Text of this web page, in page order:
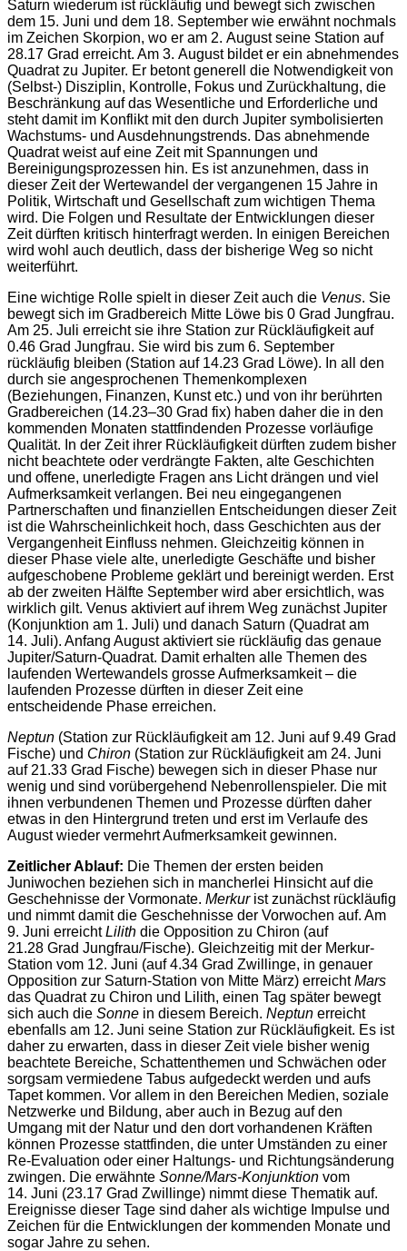
Saturn wiederum ist rückläufig und bewegt sich zwischen
dem 15. Juni und dem 18. September wie erwähnt nochmals
im Zeichen Skorpion, wo er am 2. August seine Station auf
28.17 Grad erreicht. Am 3. August bildet er ein abnehmendes
Quadrat zu Jupiter. Er betont generell die Notwendigkeit von
(Selbst-) Disziplin, Kontrolle, Fokus und Zurückhaltung, die
Beschränkung auf das Wesentliche und Erforderliche und
steht damit im Konflikt mit den durch Jupiter symbolisierten
Wachstums- und Ausdehnungstrends. Das abnehmende
Quadrat weist auf eine Zeit mit Spannungen und
Bereinigungsprozessen hin. Es ist anzunehmen, dass in
dieser Zeit der Wertewandel der vergangenen 15 Jahre in
Politik, Wirtschaft und Gesellschaft zum wichtigen Thema
wird. Die Folgen und Resultate der Entwicklungen dieser
Zeit dürften kritisch hinterfragt werden. In einigen Bereichen
wird wohl auch deutlich, dass der bisherige Weg so nicht
weiterführt.
Eine wichtige Rolle spielt in dieser Zeit auch die Venus. Sie
bewegt sich im Gradbereich Mitte Löwe bis 0 Grad Jungfrau.
Am 25. Juli erreicht sie ihre Station zur Rückläufigkeit auf
0.46 Grad Jungfrau. Sie wird bis zum 6. September
rückläufig bleiben (Station auf 14.23 Grad Löwe). In all den
durch sie angesprochenen Themenkomplexen
(Beziehungen, Finanzen, Kunst etc.) und von ihr berührten
Gradbereichen (14.23–30 Grad fix) haben daher die in den
kommenden Monaten stattfindenden Prozesse vorläufige
Qualität. In der Zeit ihrer Rückläufigkeit dürften zudem bisher
nicht beachtete oder verdrängte Fakten, alte Geschichten
und offene, unerledigte Fragen ans Licht drängen und viel
Aufmerksamkeit verlangen. Bei neu eingegangenen
Partnerschaften und finanziellen Entscheidungen dieser Zeit
ist die Wahrscheinlichkeit hoch, dass Geschichten aus der
Vergangenheit Einfluss nehmen. Gleichzeitig können in
dieser Phase viele alte, unerledigte Geschäfte und bisher
aufgeschobene Probleme geklärt und bereinigt werden. Erst
ab der zweiten Hälfte September wird aber ersichtlich, was
wirklich gilt. Venus aktiviert auf ihrem Weg zunächst Jupiter
(Konjunktion am 1. Juli) und danach Saturn (Quadrat am
14. Juli). Anfang August aktiviert sie rückläufig das genaue
Jupiter/Saturn-Quadrat. Damit erhalten alle Themen des
laufenden Wertewandels grosse Aufmerksamkeit – die
laufenden Prozesse dürften in dieser Zeit eine
entscheidende Phase erreichen.
Neptun (Station zur Rückläufigkeit am 12. Juni auf 9.49 Grad
Fische) und Chiron (Station zur Rückläufigkeit am 24. Juni
auf 21.33 Grad Fische) bewegen sich in dieser Phase nur
wenig und sind vorübergehend Nebenrollenspieler. Die mit
ihnen verbundenen Themen und Prozesse dürften daher
etwas in den Hintergrund treten und erst im Verlaufe des
August wieder vermehrt Aufmerksamkeit gewinnen.
Zeitlicher Ablauf: Die Themen der ersten beiden
Juniwochen beziehen sich in mancherlei Hinsicht auf die
Geschehnisse der Vormonate. Merkurist zunächst rückläufig
und nimmt damit die Geschehnisse der Vorwochen auf. Am
9. Juni erreichtLilith die Opposition zu Chiron (auf
21.28 Grad Jungfrau/Fische). Gleichzeitig mit der Merkur-
Station vom 12. Juni (auf 4.34 Grad Zwillinge, in genauer
Opposition zur Saturn-Station von Mitte März) erreichtMars
das Quadrat zu Chiron und Lilith, einen Tag später bewegt
sich auch die Sonne in diesem Bereich. Neptun erreicht
ebenfalls am 12. Juni seine Station zur Rückläufigkeit. Es ist
daher zu erwarten, dass in dieser Zeit viele bisher wenig
beachtete Bereiche, Schattenthemen und Schwächen oder
sorgsam vermiedene Tabus aufgedeckt werden und aufs
Tapet kommen. Vor allem in den Bereichen Medien, soziale
Netzwerke und Bildung, aber auch in Bezug auf den
Umgang mit der Natur und den dort vorhandenen Kräften
können Prozesse stattfinden, die unter Umständen zu einer
Re-Evaluation oder einer Haltungs- und Richtungsänderung
zwingen. Die erwähnte Sonne/Mars-Konjunktion vom
14. Juni (23.17 Grad Zwillinge) nimmt diese Thematik auf.
Ereignisse dieser Tage sind daher als wichtige Impulse und
Zeichen für die Entwicklungen der kommenden Monate und
sogar Jahre zu sehen.